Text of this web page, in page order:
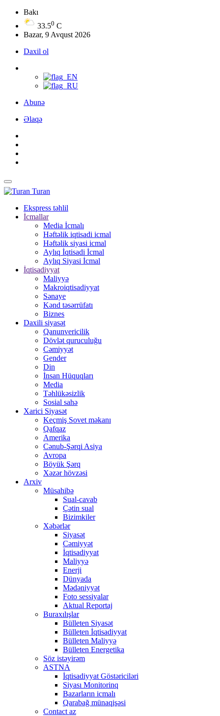
Bakı
33.50 C
Bazar, 9 Avqust 2026
Daxil ol
Abunə
Əlaqə
Turan
Ekspress təhlil
İcmallar
Media İcmalı
Həftəlik iqtisadi icmal
Həftəlik siyasi icmal
Aylıq İqtisadi İcmal
Aylıq Siyasi İcmal
İqtisadiyyat
Maliyyə
Makroiqtisadiyyat
Sənaye
Kənd təsərrüfatı
Biznes
Daxili siyasət
Qanunvericilik
Dövlət quruculuğu
Cəmiyyət
Gender
Din
İnsan Hüquqları
Media
Təhlükəsizlik
Sosial sahə
Xarici Siyasət
Keçmiş Sovet məkanı
Qafqaz
Amerika
Cənub-Şərqi Asiya
Avropa
Böyük Şərq
Xəzər hövzəsi
Arxiv
Müsahibə
Sual-cavab
Çətin sual
Bizimkiler
Xəbərlər
Siyasət
Cəmiyyət
İqtisadiyyat
Maliyyə
Enerji
Dünyada
Mədəniyyət
Foto sessiyalar
Aktual Reportaj
Buraxılışlar
Bülleten Siyasət
Bülleten İqtisadiyyat
Bülleten Maliyyə
Bülleten Energetika
Söz istəyirəm
ASTNA
İqtisadiyyat Göstəriciləri
Siyası Monitorinq
Bazarların icmalı
Qarabağ münaqişəsi
Contact az